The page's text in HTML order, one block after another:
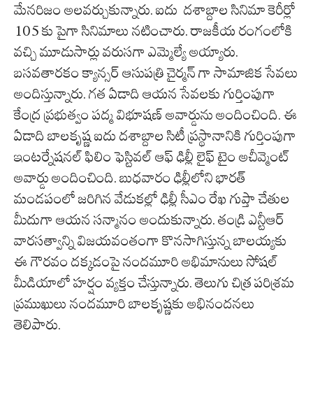
మేనరిజం అలవర్చుకున్నారు. ఐదు దశాబ్దాల సినిమా కెరీర్లో
105 కు పైగా సినిమాలు నటించారు. రాజకీయ రంగంలోకి
వచ్చి మూడుసార్లు వరుసగా ఎమ్మెల్యే అయ్యారు.
బసవతారకం క్యాన్సర్ ఆసుపత్రి చైర్మన్ గా సామాజిక సేవలు
అందిస్తున్నారు. గత ఏడాది ఆయన సేవలకు గుర్తింపుగా
కేంద్ర ప్రభుత్వం పద్మ విభూషణ్ అవార్డును అందించింది. ఈ
ఏడాది బాలకృష్ణ ఐదు దశాబ్దాల సిటీ ప్రస్థానానికి గుర్తింపుగా
ఇంటర్నేషనల్ ఫిలిం ఫెస్టివల్ ఆఫ్ ఢిల్లీ లైఫ్ టైం అచీవ్మెంట్
అవార్డు అందించింది. బుధవారం ఢిల్లీలోని భారత్
మండపంలో జరిగిన వేడుకల్లో ఢిల్లీ సీఎం రేఖ గుప్తా చేతుల
మీదుగా ఆయన సన్మానం అందుకున్నారు. తండ్రి ఎన్టీఆర్
వారసత్వాన్ని విజయవంతంగా కొనసాగిస్తున్న బాలయ్యకు
ఈ గౌరవం దక్కడంపై నందమూరి అభిమానులు సోషల్
మీడియాలో హర్షం వ్యక్తం చేస్తున్నారు. తెలుగు చిత్ర పరిశ్రమ
ప్రముఖులు నందమూరి బాలకృష్ణకు అభినందనలు
తెలిపారు.